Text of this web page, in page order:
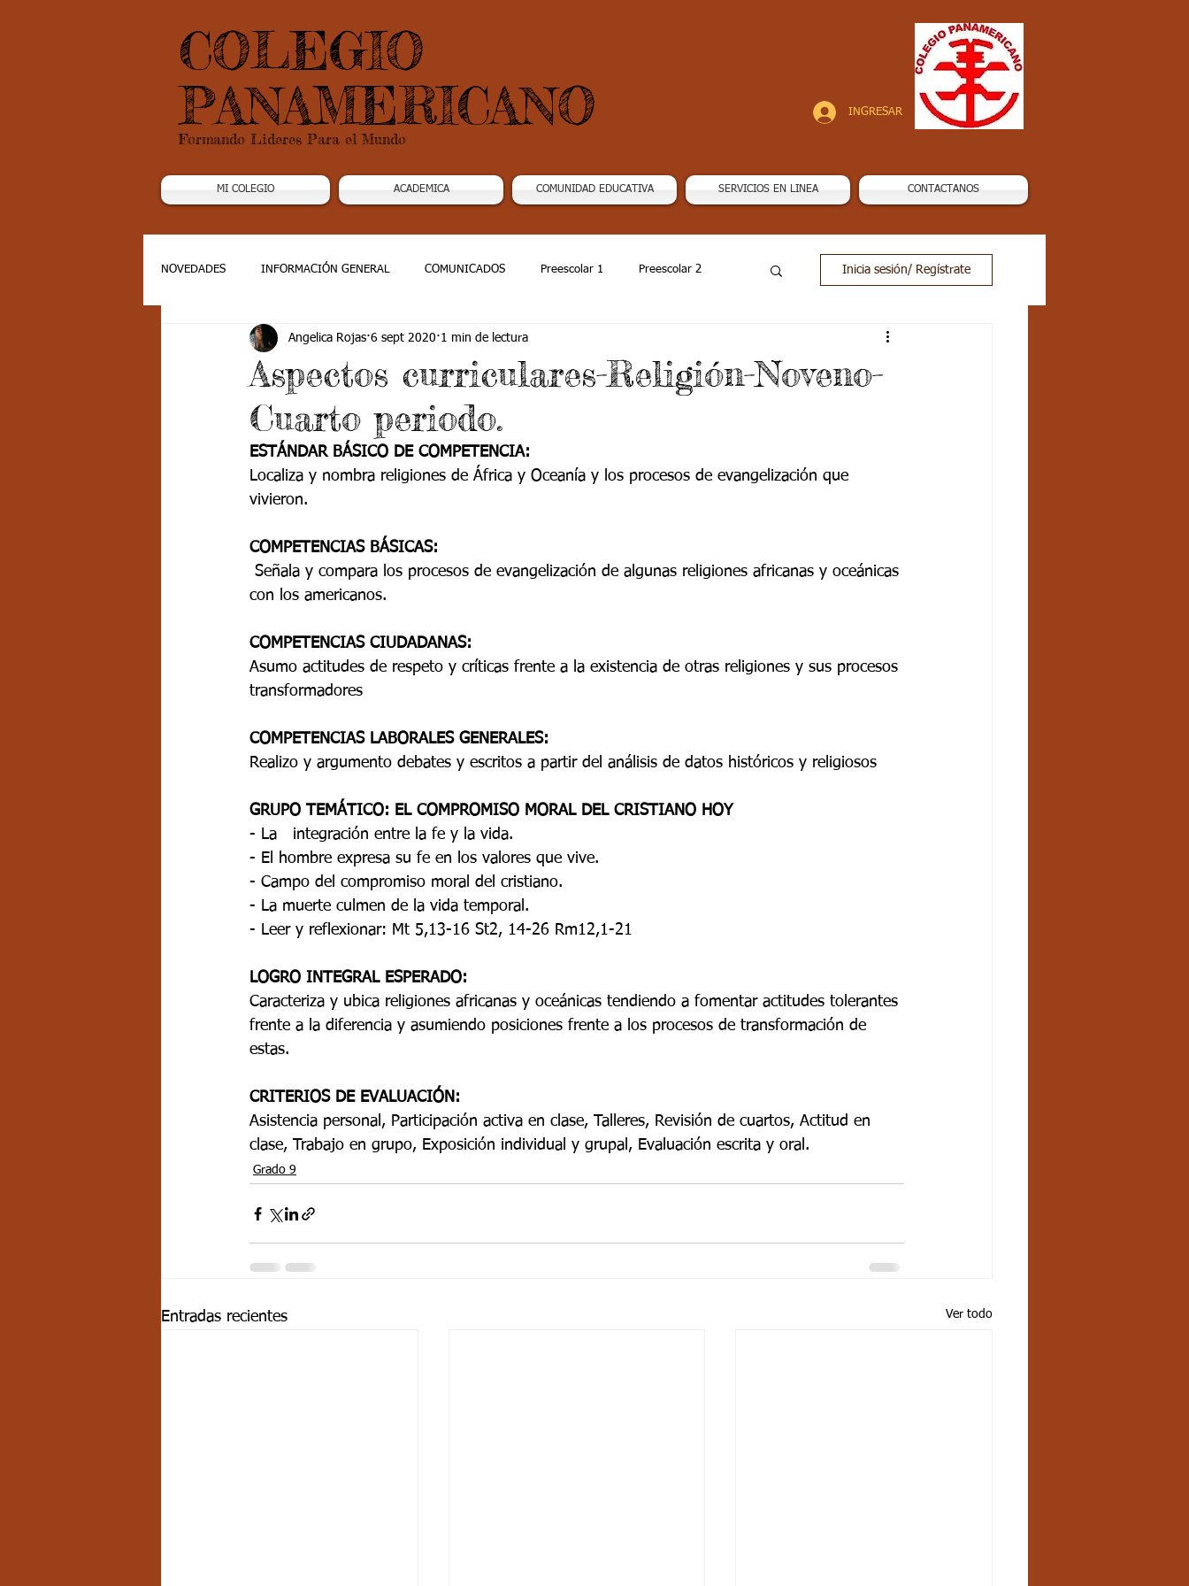
COLEGIO
PANAMERICANO
Formando Lideres Para el Mundo
INGRESAR
MI COLEGIO ACADEMICA COMUNIDAD EDUCATIVA SERVICIOS EN LINEA CONTACTANOS
NOVEDADES INFORMACIÓN GENERAL COMUNICADOS Preescolar 1 Preescolar 2
Grado 2 Grado 3 Grado 4 Grado 5
Grado 8 Grado 9 Grado 10
PSICOLOGÍA INSTITUCIONAL DEPORTES Jardín-2020 Transición-2020
FORMACIÓN POR CICLOS
Inicia sesión/ Regístrate
Aspectos curriculares-Religión-Noveno-
Cuarto periodo.
Angelica Rojas 6 sept 2020 1 min de lectura
ESTÁNDAR BÁSICO DE COMPETENCIA:
Localiza y nombra religiones de África y Oceanía y los procesos de evangelización que
vivieron.
COMPETENCIAS BÁSICAS:
con los americanos.
COMPETENCIAS CIUDADANAS:
Asumo actitudes de respeto y críticas frente a la existencia de otras religiones y sus procesos
transformadores
COMPETENCIAS LABORALES GENERALES:
Realizo y argumento debates y escritos a partir del análisis de datos históricos y religiosos
GRUPO TEMÁTICO: EL COMPROMISO MORAL DEL CRISTIANO HOY
- La   integración entre la fe y la vida.
- El hombre expresa su fe en los valores que vive.
- Campo del compromiso moral del cristiano.
- La muerte culmen de la vida temporal.
- Leer y reflexionar: Mt 5,13-16 St2, 14-26 Rm12,1-21
LOGRO INTEGRAL ESPERADO:
Caracteriza y ubica religiones africanas y oceánicas tendiendo a fomentar actitudes tolerantes
frente a la diferencia y asumiendo posiciones frente a los procesos de transformación de
estas.
CRITERIOS DE EVALUACIÓN:
Asistencia personal, Participación activa en clase, Talleres, Revisión de cuartos, Actitud en
clase, Trabajo en grupo, Exposición individual y grupal, Evaluación escrita y oral.
Grado 9
Entradas recientes Ver todo